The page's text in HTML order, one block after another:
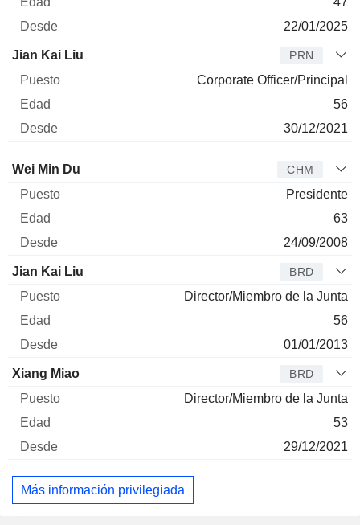
22/01/2025
Jian Kai Liu PRN
Corporate Officer/Principal
56
30/12/2021
Administrador
Wei Min Du CHM
Presidente
63
24/09/2008
Jian Kai Liu BRD
Director/Miembro de la Junta
56
01/01/2013
Xiang Miao BRD
Director/Miembro de la Junta
53
29/12/2021
Más información privilegiada